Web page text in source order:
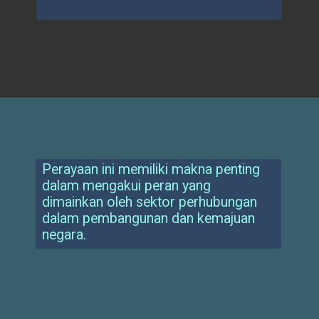
Perayaan ini memiliki makna penting
dalam mengakui peran yang
dimainkan oleh sektor perhubungan
dalam pembangunan dan kemajuan
negara.